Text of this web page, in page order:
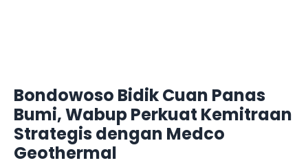
Bondowoso Bidik Cuan Panas
Bumi, Wabup Perkuat Kemitraan
Strategis dengan Medco
Geothermal